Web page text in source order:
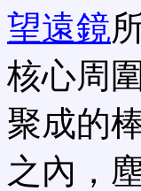
望遠鏡
核心周
聚成的
之內，